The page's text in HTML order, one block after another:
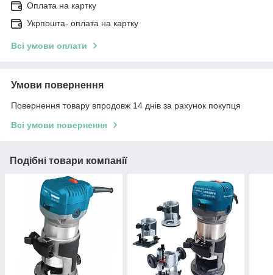
Оплата на картку
Укрпошта- оплата на картку
Всі умови оплати
Умови повернення
Повернення товару впродовж 14 днів за рахунок покупця
Всі умови повернення
Подібні товари компанії